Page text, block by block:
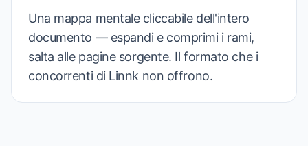
Una mappa mentale cliccabile dell'intero
documento — espandi e comprimi i rami,
salta alle pagine sorgente. Il formato che i
concorrenti di Linnk non offrono.